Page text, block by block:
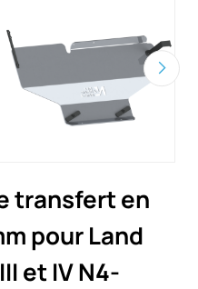
transfert en
pour Land
et IV N4-